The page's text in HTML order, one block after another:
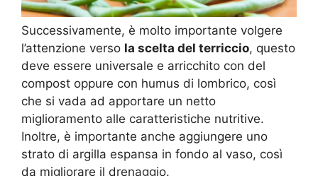
Successivamente, è molto importante volgere
l’attenzione verso la scelta del terriccio, questo
deve essere universale e arricchito con del
compost oppure con humus di lombrico, così
che si vada ad apportare un netto
miglioramento alle caratteristiche nutritive.
Inoltre, è importante anche aggiungere uno
strato di argilla espansa in fondo al vaso, così
da migliorare il drenaggio.